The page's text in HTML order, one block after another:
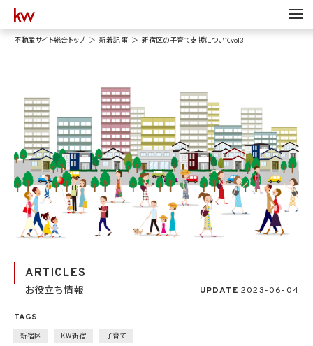
不動産サイト総合トップ 新着記事 新宿区の子育て支援についてvol3
ARTICLES
お役立ち情報 UPDATE 2023-06-04
TAGS
新宿区 KW新宿 子育て